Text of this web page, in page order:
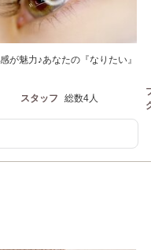
が魅力♪あなたの『なりたい』
スタッフ 総数4人